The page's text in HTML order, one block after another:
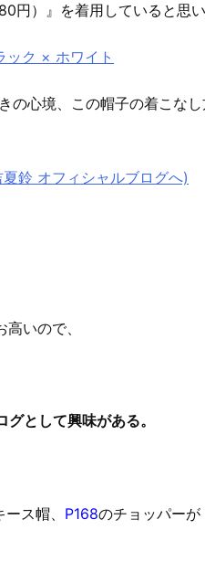
円）』を着用していると思い
ック × ホワイト
の心境、この帽子の着こな
鈴 オフィシャルブログへ)
いので、
として興味がある。
ス帽、 P168のチョッパーが